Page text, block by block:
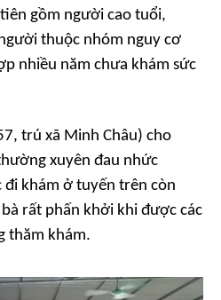
gồm người cao tuổi,
thuộc nhóm nguy cơ
nhiều năm chưa khám sức
trú xã Minh Châu) cho
xuyên đau nhức
khám ở tuyến trên còn
rất phấn khởi khi được các
thăm khám.